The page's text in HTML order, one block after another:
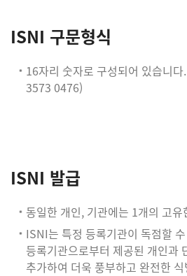
ISNI 구문형식
16자리 숫자로 구성되어 있습니
3573 0476)
ISNI 발급
동일한 개인, 기관에는 1개의 고
ISNI는 특정 등록기관이 독점할
등록기관으로부터 제공된 개인과
추가하여 더욱 풍부하고 완전한